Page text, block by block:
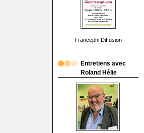
Francephi Diffusion
Entretiens avec
Roland Hélie